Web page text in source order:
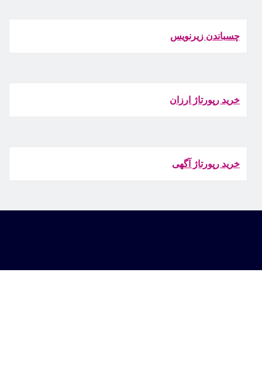
چسباندن زيرنويس
خرید رپورتاژ ارزان
خرید رپورتاژ آگهی